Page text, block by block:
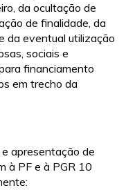
da ocultação de
de finalidade, da
da eventual utilização
sociais e
financiamento
em trecho da
apresentação de
à PF e à PGR 10